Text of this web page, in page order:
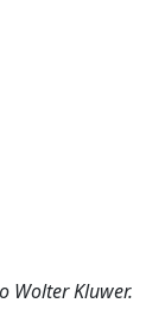
Wolter Kluwer.